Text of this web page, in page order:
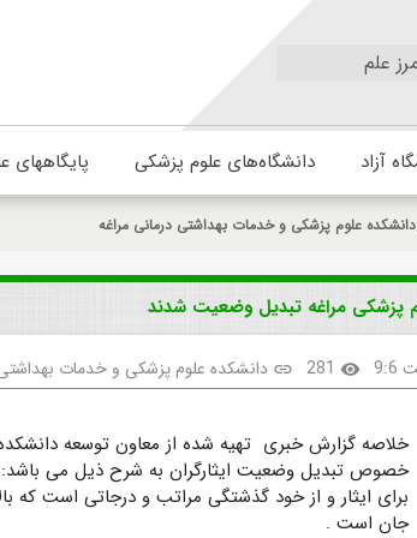
علم
آزاد دانشگاه‌های علوم پزشکی پایگاههای
دانشکده علوم پزشکی و خدمات بهداشتی درمانی مراغه
visibility
281
link دانشکده علوم پزشکی و خدمات بهداشتی
خلاصه گزارش خبری تهیه شده از معاون توسعه
خصوص تبدیل وضعیت ایثارگران به شرح ذیل می باشد:
برای ایثار و از خود گذشتگی مراتب و درجاتی است که
جان است .